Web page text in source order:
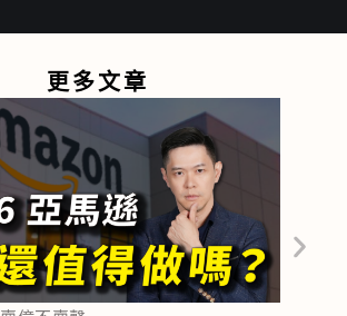
更多文章